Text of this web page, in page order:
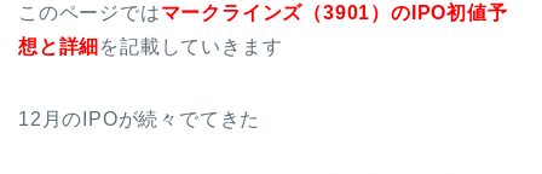
このページではマークラインズ（3901）のIPO初値予
想と詳細 を記載していきます
12月のIPOが続々でてきた